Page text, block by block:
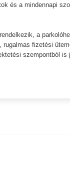
és a mindennapi
a
fizetési
szempontból